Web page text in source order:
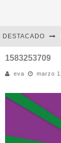
DESTACADO
1583253709
eva marzo